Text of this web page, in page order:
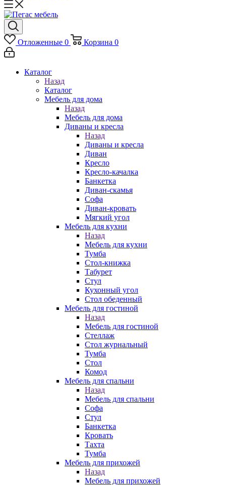
Отложенные 0 Корзина 0
Каталог
Назад
Каталог
Мебель для дома
Назад
Мебель для дома
Диваны и кресла
Назад
Диваны и кресла
Диван
Кресло
Кресло-качалка
Банкетка
Диван-скамья
Софа
Диван-кровать
Мягкий угол
Мебель для кухни
Назад
Мебель для кухни
Тумба
Стол-книжка
Табурет
Стул
Кухонный угол
Стол обеденный
Мебель для гостиной
Назад
Мебель для гостиной
Стеллаж
Стол журнальный
Тумба
Стол
Комод
Мебель для спальни
Назад
Мебель для спальни
Софа
Стул
Банкетка
Кровать
Тахта
Тумба
Мебель для прихожей
Назад
Мебель для прихожей